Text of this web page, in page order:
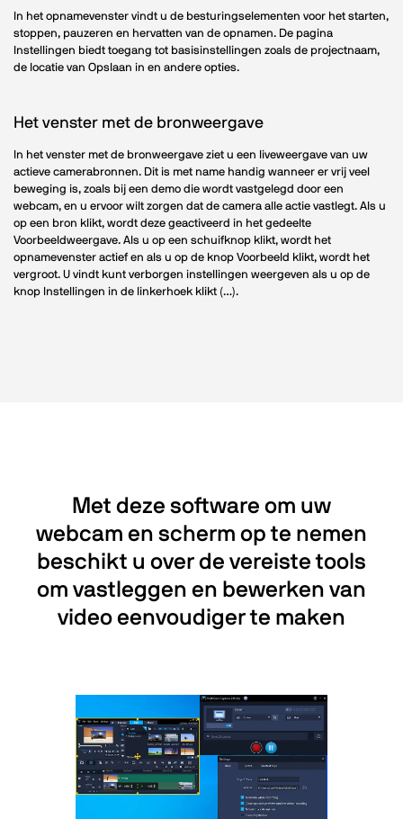
In het opnamevenster vindt u de besturingselementen voor het starten,
stoppen, pauzeren en hervatten van de opnamen. De pagina
Instellingen biedt toegang tot basisinstellingen zoals de projectnaam,
de locatie van Opslaan in en andere opties.
Het venster met de bronweergave
In het venster met de bronweergave ziet u een liveweergave van uw
actieve camerabronnen. Dit is met name handig wanneer er vrij veel
beweging is, zoals bij een demo die wordt vastgelegd door een
webcam, en u ervoor wilt zorgen dat de camera alle actie vastlegt. Als u
op een bron klikt, wordt deze geactiveerd in het gedeelte
Voorbeeldweergave. Als u op een schuifknop klikt, wordt het
opnamevenster actief en als u op de knop Voorbeeld klikt, wordt het
vergroot. U vindt kunt verborgen instellingen weergeven als u op de
knop Instellingen in de linkerhoek klikt (…).
Met deze software om uw
webcam en scherm op te nemen
beschikt u over de vereiste tools
om vastleggen en bewerken van
video eenvoudiger te maken